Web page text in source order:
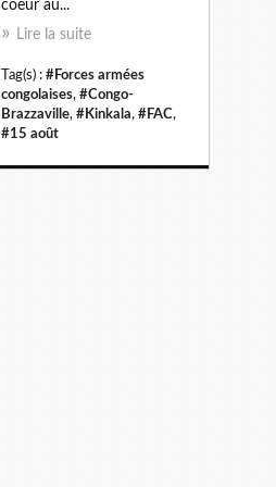
coeur au...
Lire la suite
Tag(s) : #Forces armées
congolaises, #Congo-
Brazzaville, #Kinkala, #FAC,
#15 août